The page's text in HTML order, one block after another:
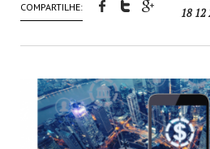
18 12
COMPARTILHE: